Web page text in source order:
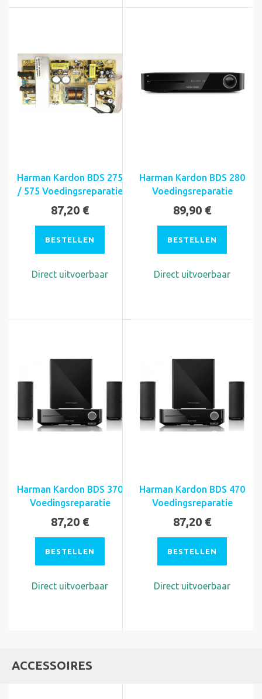
Harman Kardon BDS 275
/ 575 Voedingsreparatie
87,20 €
BESTELLEN
Direct uitvoerbaar
Harman Kardon BDS 280
Voedingsreparatie
89,90 €
BESTELLEN
Direct uitvoerbaar
Harman Kardon BDS 370
Voedingsreparatie
87,20 €
BESTELLEN
Direct uitvoerbaar
Harman Kardon BDS 470
Voedingsreparatie
87,20 €
BESTELLEN
Direct uitvoerbaar
ACCESSOIRES